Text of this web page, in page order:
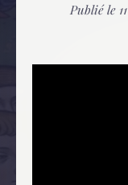
Publié le